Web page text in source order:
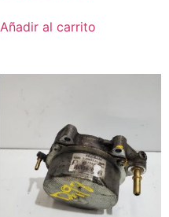
Añadir al carrito